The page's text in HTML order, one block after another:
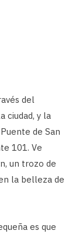
del
ciudad, y la
de San
101. Ve
un trozo de
la belleza de
es que